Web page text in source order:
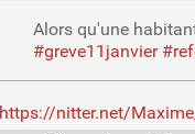
Alors qu'une
#greve11janvier
https://nitter.net/